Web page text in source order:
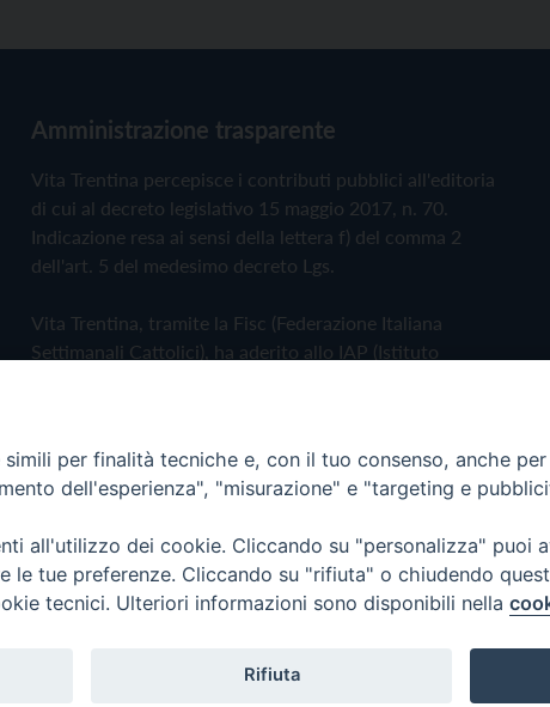
Amministrazione trasparente
Vita Trentina percepisce i contributi pubblici all'editoria
di cui al decreto legislativo 15 maggio 2017, n. 70.
Indicazione resa ai sensi della lettera f) del comma 2
dell'art. 5 del medesimo decreto Lgs.
Vita Trentina, tramite la Fisc (Federazione Italiana
Settimanali Cattolici), ha aderito allo IAP (Istituto
Privacy Policy Cookie Policy
Editrice
per finalità tecniche e, con il tuo consenso, anche
dell'esperienza", "misurazione" e "targeting e
all'utilizzo dei cookie. Cliccando su "personalizza" puoi
le tue preferenze. Cliccando su "rifiuta" o chiudendo
tecnici. Ulteriori informazioni sono disponibili nella
Rifiuta